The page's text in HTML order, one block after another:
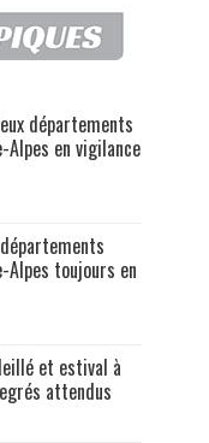
départements
Alpes en vigilance
Alpes toujours en
et estival à
attendus